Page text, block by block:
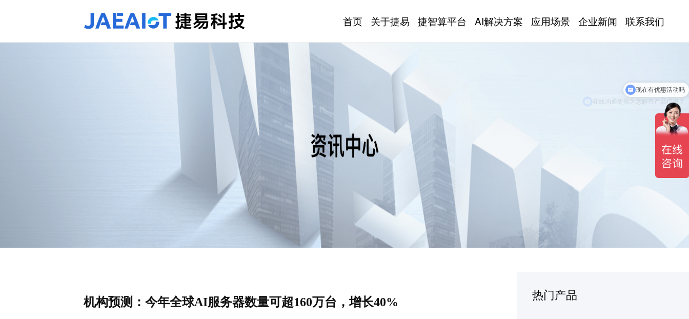
首页 关于捷易 捷智算平台 AI解决方案 应用场景 企业新闻 联系我们
机构预测：今年全球AI服务器数量可超160万台，增长40%
热门产品
在线沟通更能为您解答产品信息？